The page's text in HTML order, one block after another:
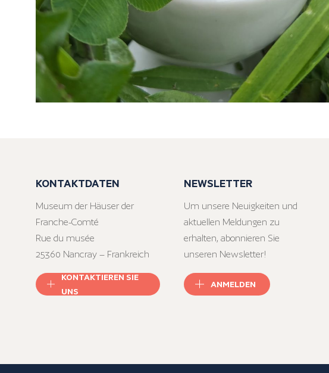
KONTAKTDATEN
Museum der Häuser der
Franche-Comté
Rue du musée
25360 Nancray – Frankreich
KONTAKTIEREN SIE
UNS
NEWSLETTER
Um unsere Neuigkeiten und
aktuellen Meldungen zu
erhalten, abonnieren Sie
unseren Newsletter!
ANMELDEN